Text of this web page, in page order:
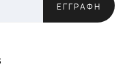
ΕΓΓΡΑΦΉ